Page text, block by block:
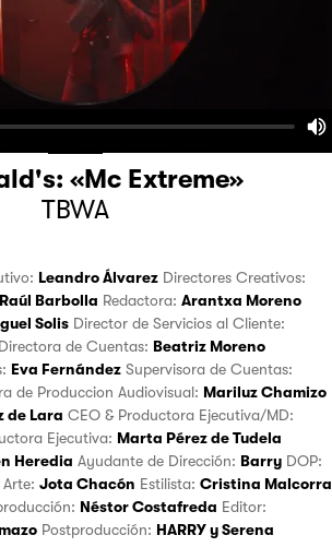
«Mc Extreme»
TBWA
Leandro Álvarez
Directores Creativos:
Raúl Barbolla Redactora: Arantxa Moreno
Solis
Director de Servicios al Cliente:
Directora de Cuentas: Beatriz Moreno
Eva Fernández
Supervisora de Cuentas:
de Produccion Audiovisual: Mariluz Chamizo
de Lara
CEO & Productora Ejecutiva/MD:
Ejecutiva: Marta Pérez de Tudela
Heredia Ayudante de Dirección: Barry
DOP:
Arte: Jota Chacón Estilista: Cristina Malcorra
Néstor Costafreda
Editor:
Postproducción: HARRYySerena